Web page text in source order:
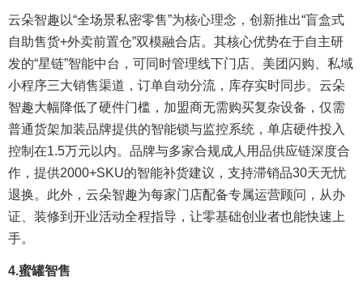
云朵智趣以“全场景私密零售”为核心理念，创新推出“盲盒式
自助售货+外卖前置仓”双模融合店。其核心优势在于自主研
发的“星链”智能中台，可同时管理线下门店、美团闪购、私域
小程序三大销售渠道，订单自动分流，库存实时同步。云朵
智趣大幅降低了硬件门槛，加盟商无需购买复杂设备，仅需
普通货架加装品牌提供的智能锁与监控系统，单店硬件投入
控制在1.5万元以内。品牌与多家合规成人用品供应链深度合
作，提供2000+SKU的智能补货建议，支持滞销品30天无忧
退换。此外，云朵智趣为每家门店配备专属运营顾问，从办
证、装修到开业活动全程指导，让零基础创业者也能快速上
手。
4.蜜罐智售